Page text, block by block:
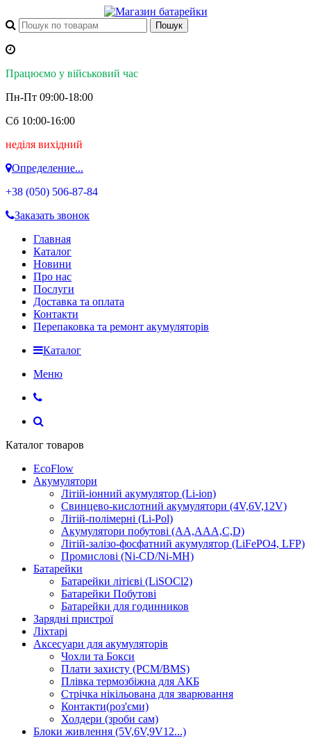
Працюємо у військовий час
Пн-Пт 09:00-18:00
Сб 10:00-16:00
неділя вихідний
Определение...
+38 (050) 506-87-84
Заказать звонок
Главная
Каталог
Новини
Про нас
Послуги
Доставка та оплата
Контакти
Перепаковка та ремонт акумуляторів
Каталог
Меню
Каталог товаров
EcoFlow
Акумулятори
Літій-іонний акумулятор (Li-ion)
Свинцево-кислотний акумулятори (4V,6V,12V)
Літій-полімерні (Li-Pol)
Акумулятори побутові (AA,AAA,C,D)
Літій-залізо-фосфатний акумулятор (LiFePO4, LFP)
Промислові (Ni-CD/Ni-MH)
Батарейки
Батарейки літієві (LiSOCl2)
Батарейки Побутові
Батарейки для годинников
Зарядні пристрої
Ліхтарі
Аксесуари для акумуляторів
Чохли та Бокси
Плати захисту (PCM/BMS)
Плівка термозбіжна для АКБ
Стрічка нікільована для зварювання
Контакти(роз'єми)
Холдери (зроби сам)
Блоки живлення (5V,6V,9V12...)